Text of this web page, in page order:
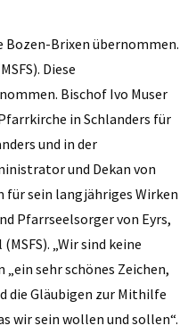
Bozen-Brixen übernommen.
Diese
Bischof Ivo Muser
in Schlanders für
und in der
und Dekan von
für sein langjähriges Wirken
Pfarrseelsorger von Eyrs,
„Wir sind keine
sehr schönes Zeichen,
die Gläubigen zur Mithilfe
wir sein wollen und sollen“.